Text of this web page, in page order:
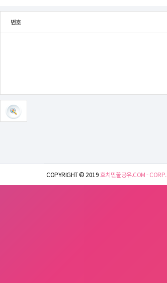
번호
COPYRIGHT © 2019호치민꿀공유.COM - CORP.